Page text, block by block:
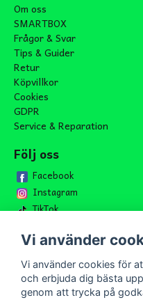
Om oss
SMARTBOX
Frågor & Svar
Tips & Guider
Retur
Köpvillkor
Cookies
GDPR
Service & Reparation
Följ oss
Facebook
Instagram
TikTok
Bli medlem i vårt
email
Mejladress
Vi använder
Vi använder cookies för
och erbjuda dig bästa
genom att trycka på